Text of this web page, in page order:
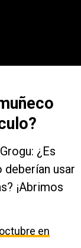
¿Es
usar
¡Abrimos
en